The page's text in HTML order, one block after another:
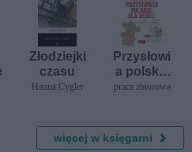
Złodziejki
czasu
Hanna Cygler
Przysłowi
a polskie
dla dzieci
praca zbiorowa
więcej w księgarni